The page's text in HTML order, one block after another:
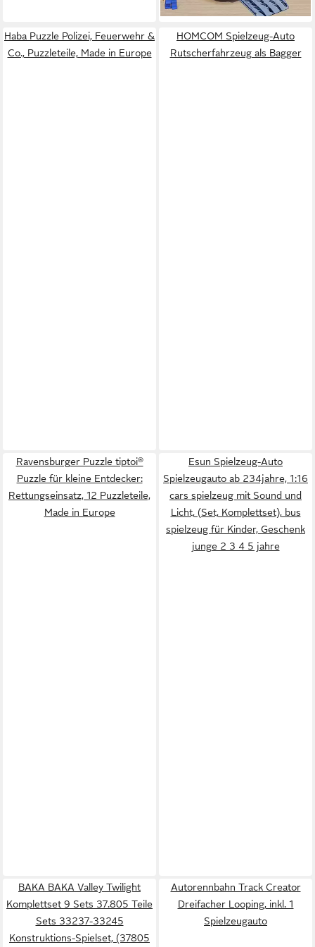
lieferbar - in 2-3 Werktagen bei dir
Haba Puzzle Polizei, Feuerwehr &
Co., Puzzleteile, Made in Europe
HOMCOM Spielzeug-Auto
Rutscherfahrzeug als Bagger
Ravensburger Puzzle tiptoi®
Puzzle für kleine Entdecker:
Rettungseinsatz, 12 Puzzleteile,
Made in Europe
Esun Spielzeug-Auto
Spielzeugauto ab 234jahre, 1:16
cars spielzeug mit Sound und
Licht, (Set, Komplettset), bus
spielzeug für Kinder, Geschenk
junge 2 3 4 5 jahre
BAKA BAKA Valley Twilight
Komplettset 9 Sets 37.805 Teile
Sets 33237-33245
Konstruktions-Spielset, (37805
Autorennbahn Track Creator
Dreifacher Looping, inkl. 1
Spielzeugauto